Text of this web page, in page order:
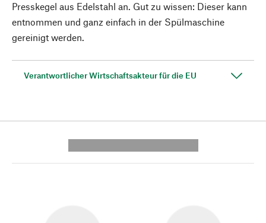
Presskegel aus Edelstahl an. Gut zu wissen: Dieser kann
entnommen und ganz einfach in der Spülmaschine
gereinigt werden.
Verantwortlicher Wirtschaftsakteur für die EU